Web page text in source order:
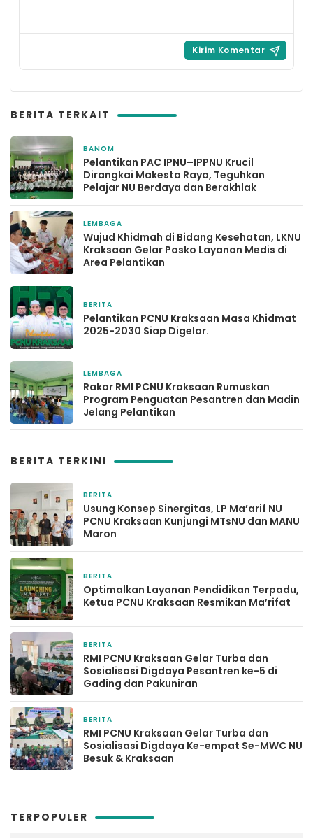
BERITA TERKAIT
BANOM
Pelantikan PAC IPNU–IPPNU Krucil
Dirangkai Makesta Raya, Teguhkan
Pelajar NU Berdaya dan Berakhlak
LEMBAGA
Wujud Khidmah di Bidang Kesehatan, LKNU
Kraksaan Gelar Posko Layanan Medis di
Area Pelantikan
BERITA
Pelantikan PCNU Kraksaan Masa Khidmat
2025-2030 Siap Digelar.
LEMBAGA
Rakor RMI PCNU Kraksaan Rumuskan
Program Penguatan Pesantren dan Madin
Jelang Pelantikan
BERITA TERKINI
BERITA
Usung Konsep Sinergitas, LP Ma’arif NU
PCNU Kraksaan Kunjungi MTsNU dan MANU
Maron
BERITA
Optimalkan Layanan Pendidikan Terpadu,
Ketua PCNU Kraksaan Resmikan Ma’rifat
BERITA
RMI PCNU Kraksaan Gelar Turba dan
Sosialisasi Digdaya Pesantren ke-5 di
Gading dan Pakuniran
BERITA
RMI PCNU Kraksaan Gelar Turba dan
Sosialisasi Digdaya Ke-empat Se-MWC NU
Besuk & Kraksaan
TERPOPULER